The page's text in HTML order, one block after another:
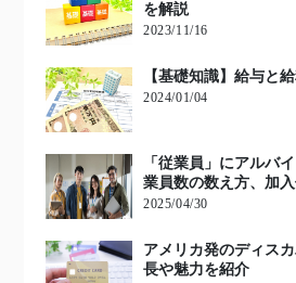
を解説
2023/11/16
【基礎知識】給与と
2024/01/04
「従業員」にアルバ
業員数の数え方、加
2025/04/30
アメリカ発のディス
長や魅力を紹介